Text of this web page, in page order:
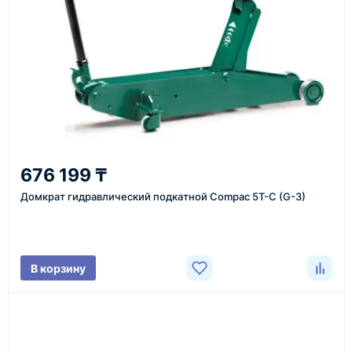
Казахстан и СНГ
доставка оборудования в разные города и
регионы
средний срок доставки по большинству поставок
проверка товара перед отправкой клиенту
676 199 ₸
Домкрат гидравлический подкатной Compac 5T-C (G-3)
В корзину